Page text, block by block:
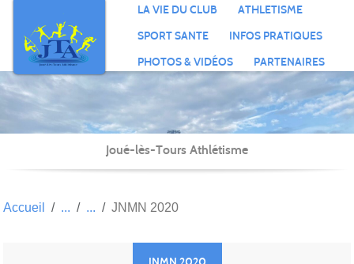
LA VIE DU CLUB
ATHLETISME
SPORT SANTE
INFOS PRATIQUES
PHOTOS & VIDÉOS
PARTENAIRES
Joué-lès-Tours Athlétisme
Accueil JNMN 2020
Panneau de gestion des cookies